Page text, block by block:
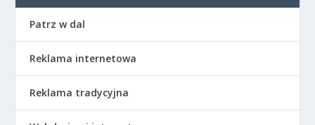
Patrz w dal
Reklama internetowa
Reklama tradycyjna